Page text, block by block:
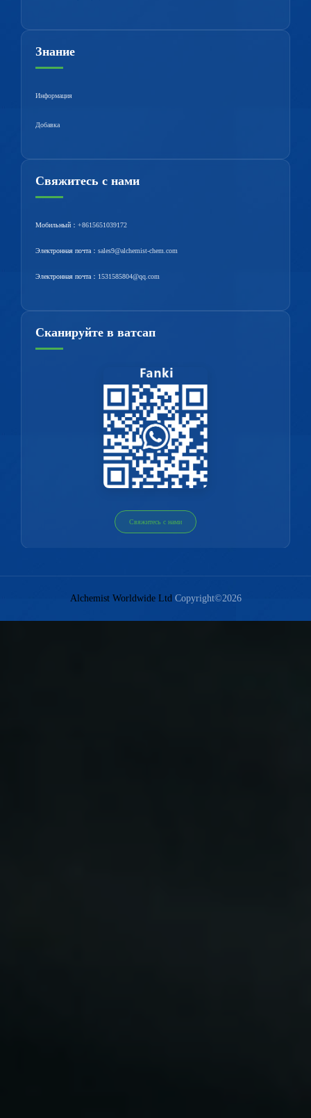
Знание
Информация
Добавка
Свяжитесь с нами
Мобильный： +8615651039172
Электронная почта： sales9@alchemist-chem.com
Электронная почта： 1531585804@qq.com
Сканируйте в ватсап
Свяжитесь с нами
Alchemist Worldwide LtdCopyright©2026